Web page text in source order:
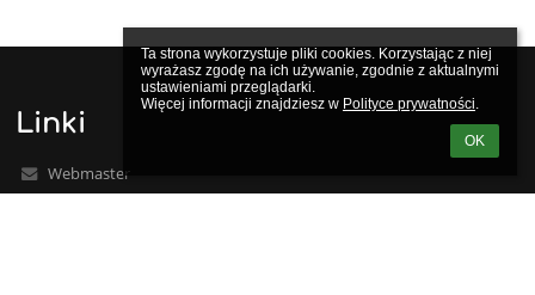
Ta strona wykorzystuje pliki cookies. Korzystając z niej
wyrażasz zgodę na ich używanie, zgodnie z aktualnymi
ustawieniami przeglądarki.
Więcej informacji znajdziesz w Polityce prywatności.
OK
Linki
Webmaster